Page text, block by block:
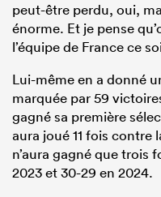
peut-être perdu, oui,
énorme. Et je pense
l’équipe de France ce
Lui-même en a donné
marquée par 59
gagné sa première
aura joué 11 fois contre
n’aura gagné que trois
2023 et 30-29 en 2024.